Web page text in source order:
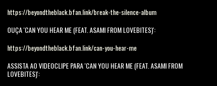
https://beyondtheblack.bfan.link/break-the-silence-album
OUÇA 'CAN YOU HEAR ME (FEAT. ASAMI FROM LOVEBITES)':
https://beyondtheblack.bfan.link/can-you-hear-me
ASSISTA AO VIDEOCLIPE PARA 'CAN YOU HEAR ME (FEAT. ASAMI FROM
LOVEBITES)':